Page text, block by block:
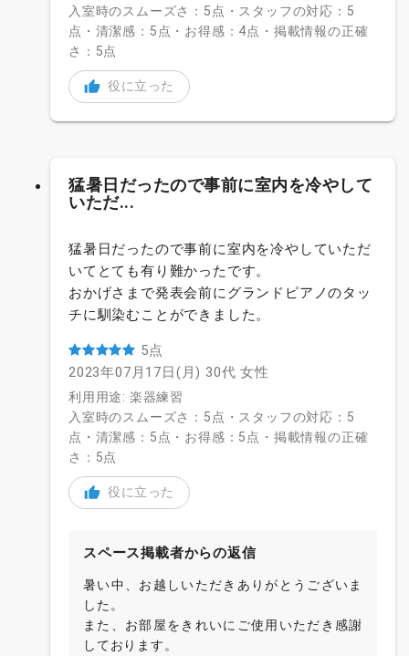
入室時のスムーズさ：5点・スタッフの対応：5
点・清潔感：5点・お得感：4点・掲載情報の正確
さ：5点
役に立った
猛暑日だったので事前に室内を冷やして
いただ...
猛暑日だったので事前に室内を冷やしていただ
いてとても有り難かったです。
おかげさまで発表会前にグランドピアノのタッ
チに馴染むことができました。
5点
2023年07月17日(月) 30代 女性
利用用途: 楽器練習
入室時のスムーズさ：5点・スタッフの対応：5
点・清潔感：5点・お得感：5点・掲載情報の正確
さ：5点
役に立った
スペース掲載者からの返信
暑い中、お越しいただきありがとうございま
した。
また、お部屋をきれいにご使用いただき感謝
しております。